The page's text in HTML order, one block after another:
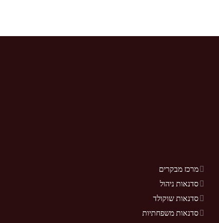
מרכז מבקרים
סדנאות ניהול
סדנאות שוקולד
סדנאות משפחתיות